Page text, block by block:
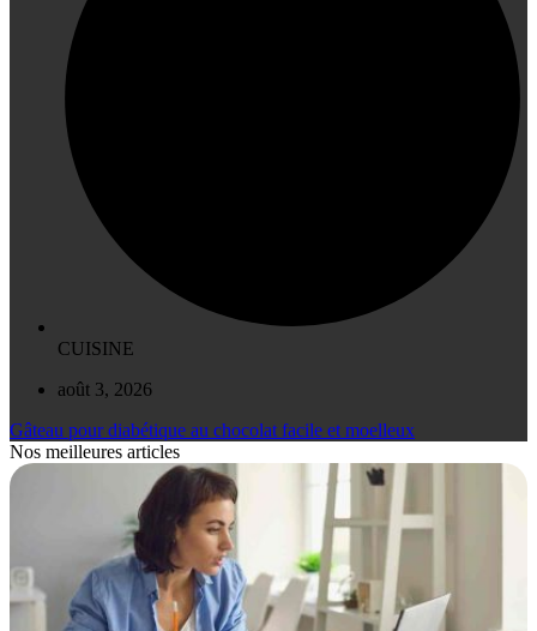
CUISINE
août 3, 2026
Gâteau pour diabétique au chocolat facile et moelleux
Nos meilleures articles